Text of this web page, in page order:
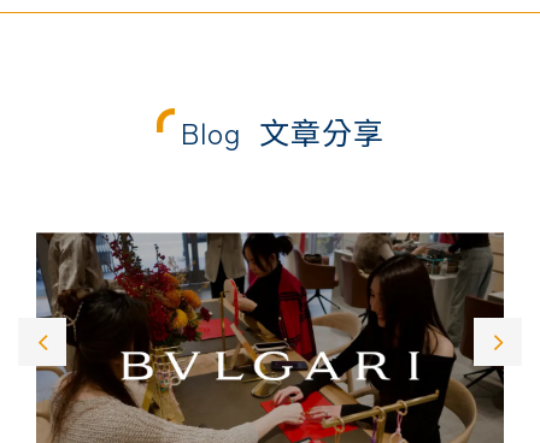
Blog 文章分享